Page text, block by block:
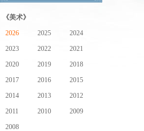
《美术》
2026 2025 2024
2023 2022 2021
2020 2019 2018
2017 2016 2015
2014 2013 2012
2011 2010 2009
2008